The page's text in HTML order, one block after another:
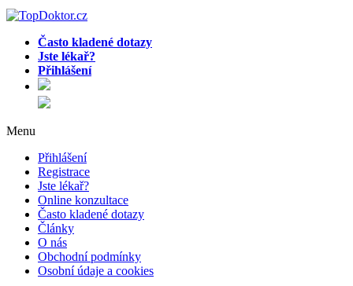
Často kladené dotazy
Jste lékař?
Přihlášení
Menu
Přihlášení
Registrace
Jste lékař?
Online konzultace
Často kladené dotazy
Články
O nás
Obchodní podmínky
Osobní údaje a cookies